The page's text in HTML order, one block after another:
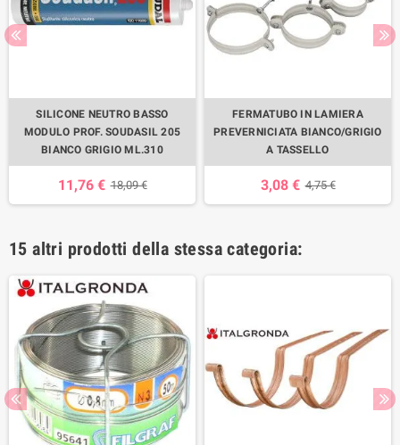
SILICONE NEUTRO BASSO
MODULO PROF. SOUDASIL 205
BIANCO GRIGIO ML.310
11,76 € 18,09 €
FERMATUBO IN LAMIERA
PREVERNICIATA BIANCO/GRIGIO
A TASSELLO
3,08 € 4,75 €
15 altri prodotti della stessa categoria: